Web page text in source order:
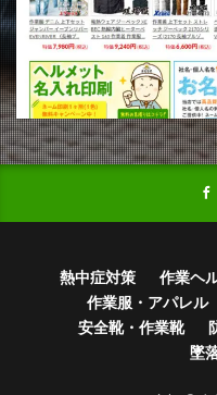
熱中症対策 作業ヘ
作業服・アパレル
安全靴・作業靴
墜